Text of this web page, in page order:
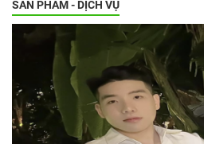
SẢN PHẨM - DỊCH VỤ